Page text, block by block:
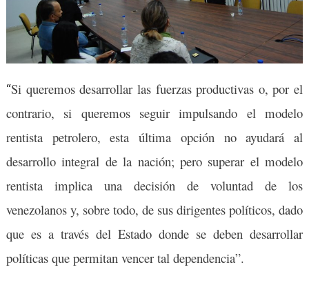
“Si queremos desarrollar las fuerzas productivas o, por el
contrario, si queremos seguir impulsando el modelo
rentista petrolero, esta última opción no ayudará al
desarrollo integral de la nación; pero superar el modelo
rentista implica una decisión de voluntad de los
venezolanos y, sobre todo, de sus dirigentes políticos, dado
que es a través del Estado donde se deben desarrollar
políticas que permitan vencer tal dependencia”.